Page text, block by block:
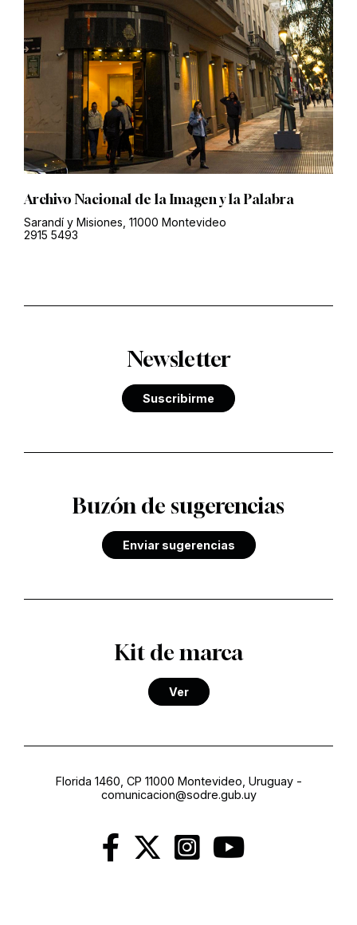
Archivo Nacional de la Imagen y la Palabra
Sarandí y Misiones, 11000 Montevideo
2915 5493
Newsletter
Suscribirme
Buzón de sugerencias
Enviar sugerencias
Kit de marca
Ver
Florida 1460, CP 11000 Montevideo, Uruguay-
comunicacion@sodre.gub.uy